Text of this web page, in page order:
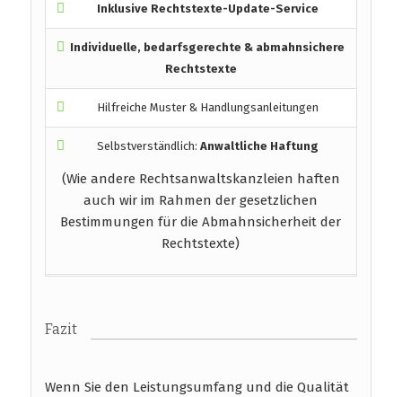
Inklusive Rechtstexte-Update-Service
Individuelle, bedarfsgerechte & abmahnsichere
Rechtstexte
Hilfreiche Muster & Handlungsanleitungen
Selbstverständlich: Anwaltliche Haftung
(Wie andere Rechtsanwaltskanzleien haften
auch wir im Rahmen der gesetzlichen
Bestimmungen für die Abmahnsicherheit der
Rechtstexte)
Fazit
Wenn Sie den Leistungsumfang und die Qualität